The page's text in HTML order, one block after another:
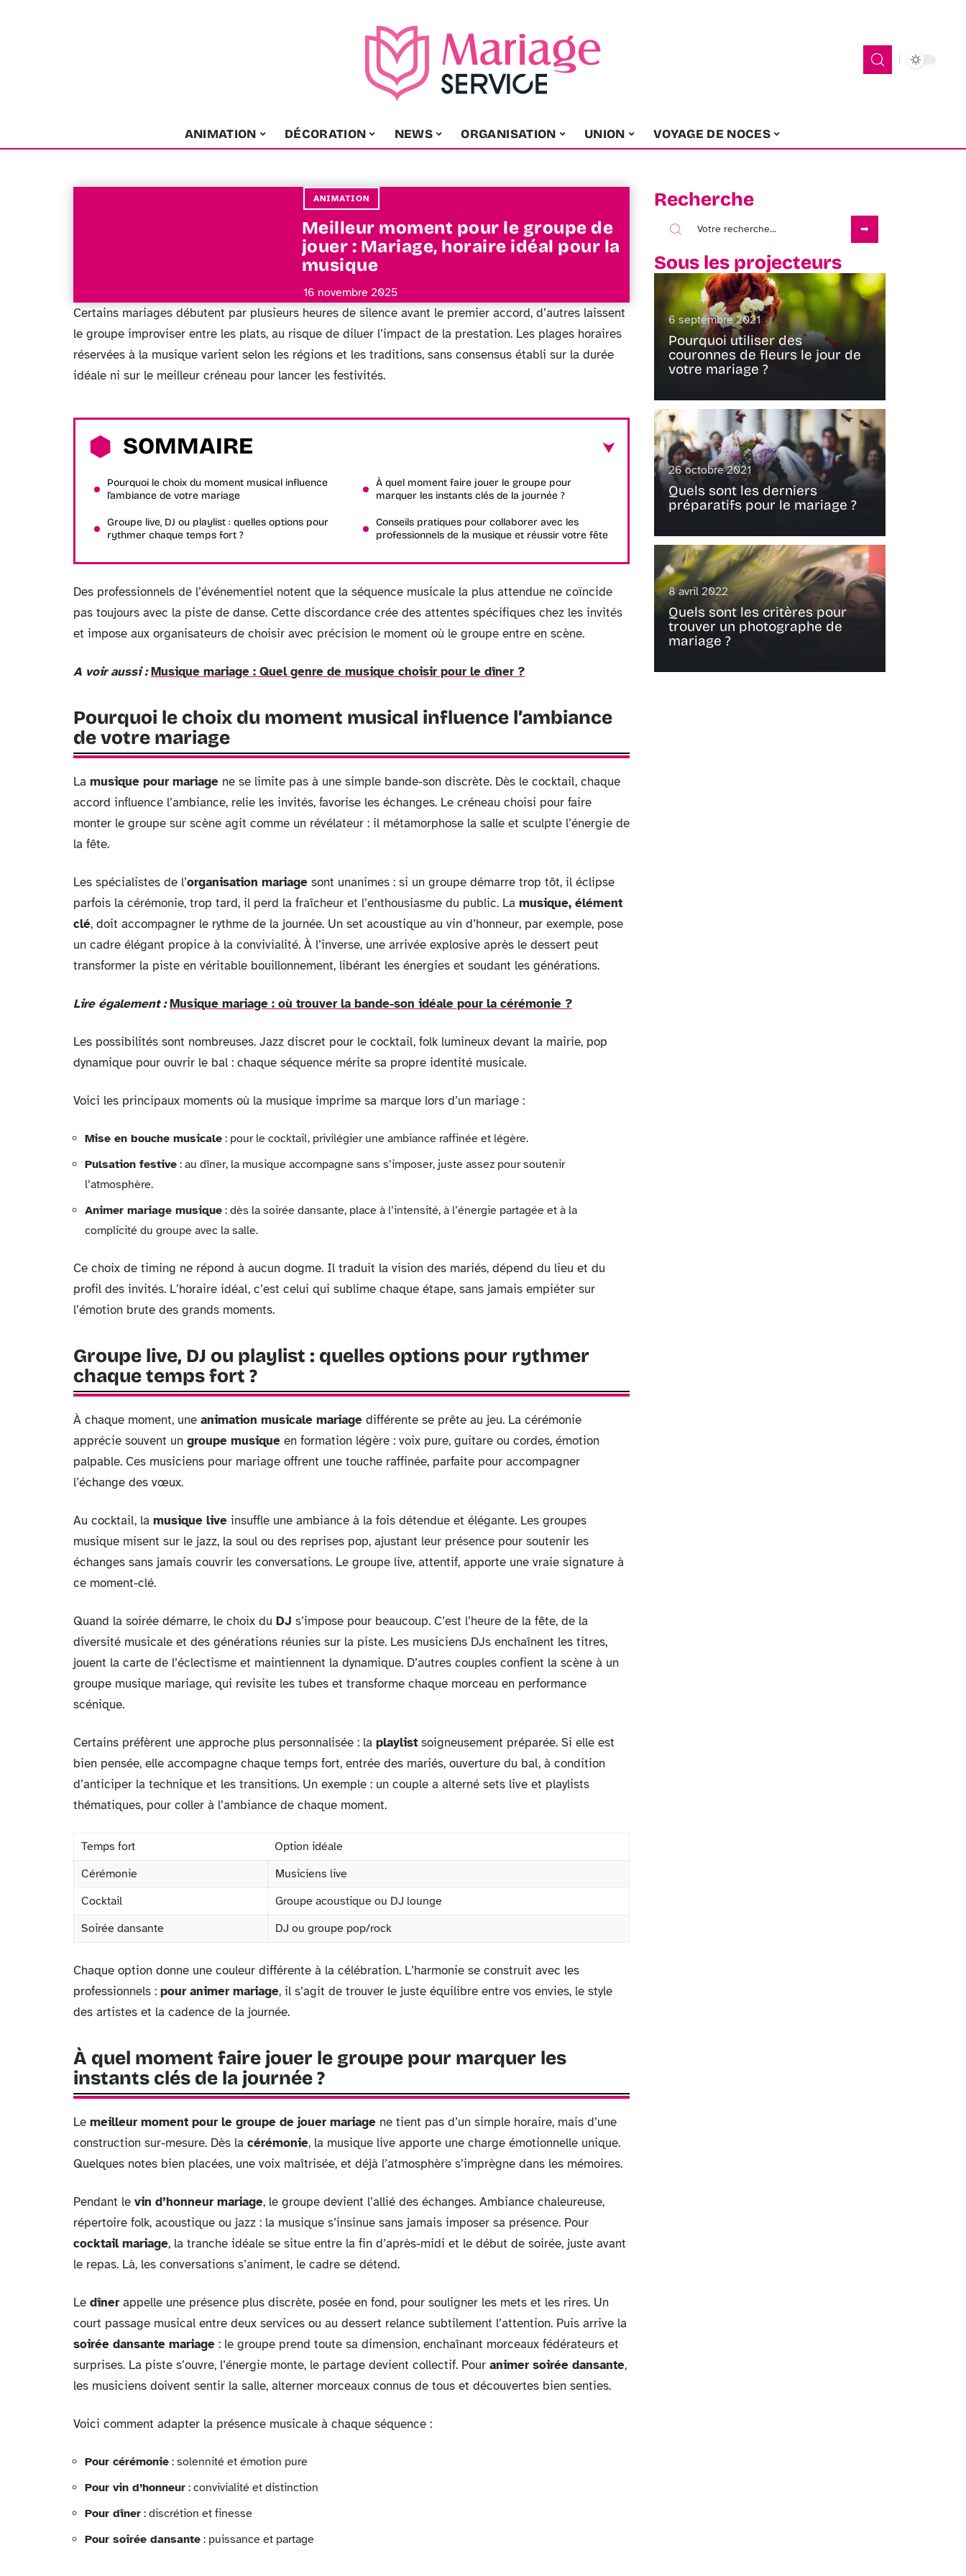
ANIMATION DÉCORATION NEWS ORGANISATION UNION VOYAGE DE NOCES
ANIMATION
Meilleur moment pour le groupe de
jouer : Mariage, horaire idéal pour la
musique
16 novembre 2025
Certains mariages débutent par plusieurs heures de silence avant le premier accord, d’autres laissent
le groupe improviser entre les plats, au risque de diluer l’impact de la prestation. Les plages horaires
réservées à la musique varient selon les régions et les traditions, sans consensus établi sur la durée
idéale ni sur le meilleur créneau pour lancer les festivités.
SOMMAIRE
Pourquoi le choix du moment musical influence
l’ambiance de votre mariage
Groupe live, DJ ou playlist : quelles options pour
rythmer chaque temps fort ?
À quel moment faire jouer le groupe pour
marquer les instants clés de la journée ?
Conseils pratiques pour collaborer avec les
professionnels de la musique et réussir votre fête
Des professionnels de l’événementiel notent que la séquence musicale la plus attendue ne coïncide
pas toujours avec la piste de danse. Cette discordance crée des attentes spécifiques chez les invités
et impose aux organisateurs de choisir avec précision le moment où le groupe entre en scène.
A voir aussi : Musique mariage : Quel genre de musique choisir pour le dîner ?
Pourquoi le choix du moment musical influence l’ambiance
de votre mariage
La musique pour mariage ne se limite pas à une simple bande-son discrète. Dès le cocktail, chaque
accord influence l’ambiance, relie les invités, favorise les échanges. Le créneau choisi pour faire
monter le groupe sur scène agit comme un révélateur : il métamorphose la salle et sculpte l’énergie de
la fête.
Les spécialistes de l’organisation mariage sont unanimes : si un groupe démarre trop tôt, il éclipse
parfois la cérémonie, trop tard, il perd la fraîcheur et l’enthousiasme du public. La musique, élément
clé, doit accompagner le rythme de la journée. Un set acoustique au vin d’honneur, par exemple, pose
un cadre élégant propice à la convivialité. À l’inverse, une arrivée explosive après le dessert peut
transformer la piste en véritable bouillonnement, libérant les énergies et soudant les générations.
Lire également : Musique mariage : où trouver la bande-son idéale pour la cérémonie ?
Les possibilités sont nombreuses. Jazz discret pour le cocktail, folk lumineux devant la mairie, pop
dynamique pour ouvrir le bal : chaque séquence mérite sa propre identité musicale.
Voici les principaux moments où la musique imprime sa marque lors d’un mariage :
Mise en bouche musicale : pour le cocktail, privilégier une ambiance raffinée et légère.
Pulsation festive : au dîner, la musique accompagne sans s’imposer, juste assez pour soutenir
l’atmosphère.
Animer mariage musique : dès la soirée dansante, place à l’intensité, à l’énergie partagée et à la
complicité du groupe avec la salle.
Ce choix de timing ne répond à aucun dogme. Il traduit la vision des mariés, dépend du lieu et du
profil des invités. L’horaire idéal, c’est celui qui sublime chaque étape, sans jamais empiéter sur
l’émotion brute des grands moments.
Groupe live, DJ ou playlist : quelles options pour rythmer
chaque temps fort ?
À chaque moment, une animation musicale mariage différente se prête au jeu. La cérémonie
apprécie souvent un groupe musique en formation légère : voix pure, guitare ou cordes, émotion
palpable. Ces musiciens pour mariage offrent une touche raffinée, parfaite pour accompagner
l’échange des vœux.
Au cocktail, la musique live insuffle une ambiance à la fois détendue et élégante. Les groupes
musique misent sur le jazz, la soul ou des reprises pop, ajustant leur présence pour soutenir les
échanges sans jamais couvrir les conversations. Le groupe live, attentif, apporte une vraie signature à
ce moment-clé.
Quand la soirée démarre, le choix du DJ s’impose pour beaucoup. C’est l’heure de la fête, de la
diversité musicale et des générations réunies sur la piste. Les musiciens DJs enchaînent les titres,
jouent la carte de l’éclectisme et maintiennent la dynamique. D’autres couples confient la scène à un
groupe musique mariage, qui revisite les tubes et transforme chaque morceau en performance
scénique.
Certains préfèrent une approche plus personnalisée : la playlist soigneusement préparée. Si elle est
bien pensée, elle accompagne chaque temps fort, entrée des mariés, ouverture du bal, à condition
d’anticiper la technique et les transitions. Un exemple : un couple a alterné sets live et playlists
thématiques, pour coller à l’ambiance de chaque moment.
Temps fort
Option idéale
Cérémonie
Musiciens live
Cocktail
Groupe acoustique ou DJ lounge
Soirée dansante
DJ ou groupe pop/rock
Chaque option donne une couleur différente à la célébration. L’harmonie se construit avec les
professionnels : pour animer mariage, il s’agit de trouver le juste équilibre entre vos envies, le style
des artistes et la cadence de la journée.
À quel moment faire jouer le groupe pour marquer les
instants clés de la journée ?
Le meilleur moment pour le groupe de jouer mariage ne tient pas d’un simple horaire, mais d’une
construction sur-mesure. Dès la cérémonie, la musique live apporte une charge émotionnelle unique.
Quelques notes bien placées, une voix maîtrisée, et déjà l’atmosphère s’imprègne dans les mémoires.
Pendant le vin d’honneur mariage, le groupe devient l’allié des échanges. Ambiance chaleureuse,
répertoire folk, acoustique ou jazz : la musique s’insinue sans jamais imposer sa présence. Pour
cocktail mariage, la tranche idéale se situe entre la fin d’après-midi et le début de soirée, juste avant
le repas. Là, les conversations s’animent, le cadre se détend.
Le dîner appelle une présence plus discrète, posée en fond, pour souligner les mets et les rires. Un
court passage musical entre deux services ou au dessert relance subtilement l’attention. Puis arrive la
soirée dansante mariage : le groupe prend toute sa dimension, enchaînant morceaux fédérateurs et
surprises. La piste s’ouvre, l’énergie monte, le partage devient collectif. Pour animer soirée dansante,
les musiciens doivent sentir la salle, alterner morceaux connus de tous et découvertes bien senties.
Voici comment adapter la présence musicale à chaque séquence :
Pour cérémonie : solennité et émotion pure
Pour vin d’honneur : convivialité et distinction
Pour dîner : discrétion et finesse
Pour soirée dansante : puissance et partage
Recherche
Sous les projecteurs
6 septembre 2021
Pourquoi utiliser des
couronnes de fleurs le jour de
votre mariage ?
26 octobre 2021
Quels sont les derniers
préparatifs pour le mariage ?
8 avril 2022
Quels sont les critères pour
trouver un photographe de
mariage ?